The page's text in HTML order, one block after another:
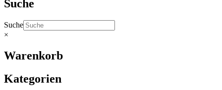
Suche
Suche
×
Warenkorb
Kategorien